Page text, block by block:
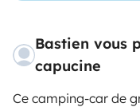
Bastien vous
capucine
Ce camping-car de